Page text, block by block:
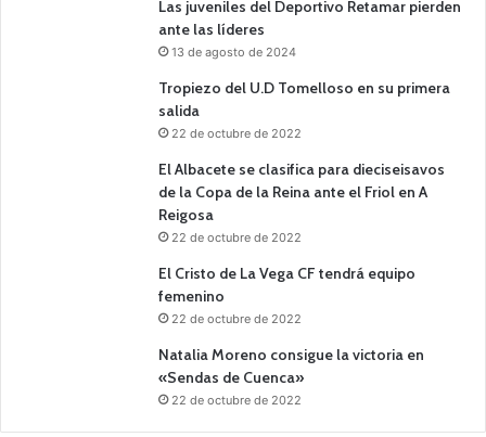
Las juveniles del Deportivo Retamar pierden
ante las líderes
13 de agosto de 2024
Tropiezo del U.D Tomelloso en su primera
salida
22 de octubre de 2022
El Albacete se clasifica para dieciseisavos
de la Copa de la Reina ante el Friol en A
Reigosa
22 de octubre de 2022
El Cristo de La Vega CF tendrá equipo
femenino
22 de octubre de 2022
Natalia Moreno consigue la victoria en
«Sendas de Cuenca»
22 de octubre de 2022